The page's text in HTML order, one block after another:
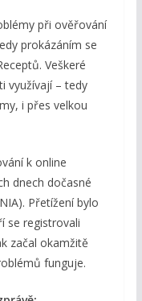
při ověřování
prokázáním se
Veškeré
využívají – tedy
i přes velkou
k online
dnech dočasné
Přetížení bylo
se registrovali
začal okamžitě
funguje.